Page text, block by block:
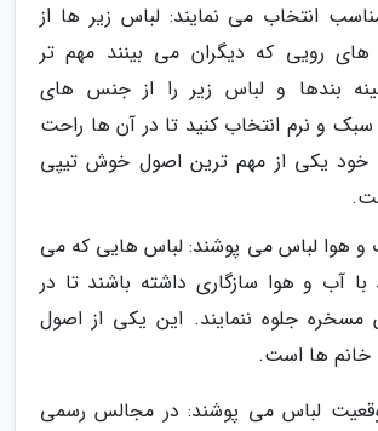
انتخاب می نمایند: لباس زیر ها از
رویی که دیگران می بینند مهم تر
بندها و لباس زیر را از جنس های
و نرم انتخاب کنید تا در آن ها راحت
خود یکی از مهم ترین اصول خوش تیپی
و هوا لباس می پوشند: لباس هایی که می
با آب و هوا سازگاری داشته باشند تا در
مسخره جلوه ننمایند. این یکی از اصول
ها است.
لباس می پوشند: در مجالس رسمی